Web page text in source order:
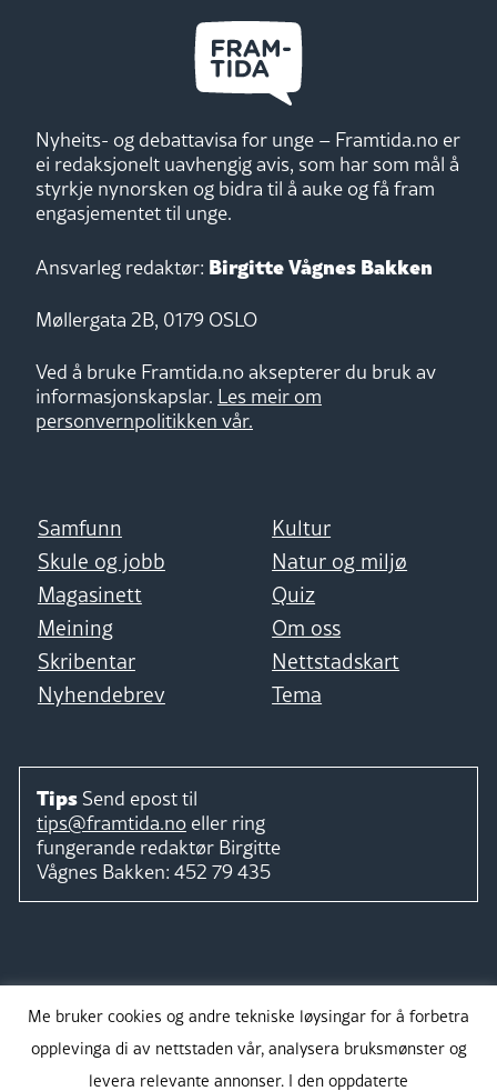
Nyheits- og debattavisa for unge – Framtida.no er
ei redaksjonelt uavhengig avis, som har som mål å
styrkje nynorsken og bidra til å auke og få fram
engasjementet til unge.
Ansvarleg redaktør: Birgitte Vågnes Bakken
Møllergata 2B, 0179 OSLO
Ved å bruke Framtida.no aksepterer du bruk av
informasjonskapslar. Les meir om
personvernpolitikken vår.
Samfunn
Kultur
Skule og jobb
Natur og miljø
Magasinett
Quiz
Meining
Om oss
Skribentar
Nettstadskart
Nyhendebrev
Tema
Tips Send epost til
tips@framtida.no eller ring
fungerande redaktør Birgitte
Vågnes Bakken: 452 79 435
Me bruker cookies og andre tekniske løysingar for å forbetra
opplevinga di av nettstaden vår, analysera bruksmønster og
levera relevante annonser. I den oppdaterte